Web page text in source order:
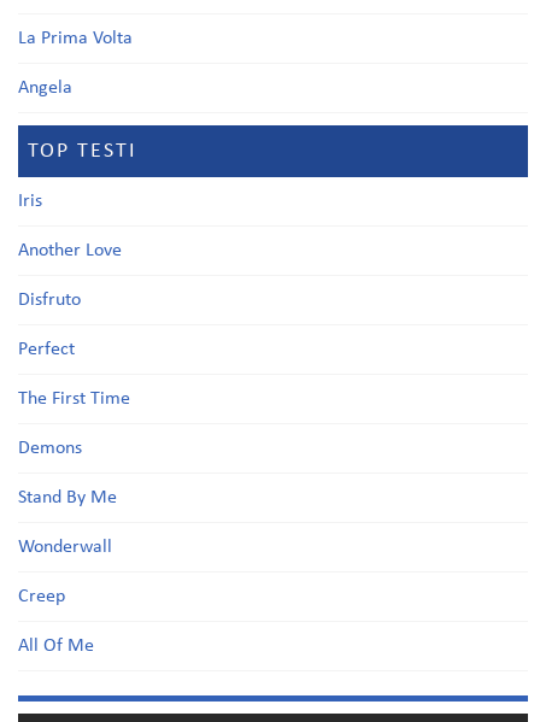
La Prima Volta
Angela
TOP TESTI
Iris
Another Love
Disfruto
Perfect
The First Time
Demons
Stand By Me
Wonderwall
Creep
All Of Me